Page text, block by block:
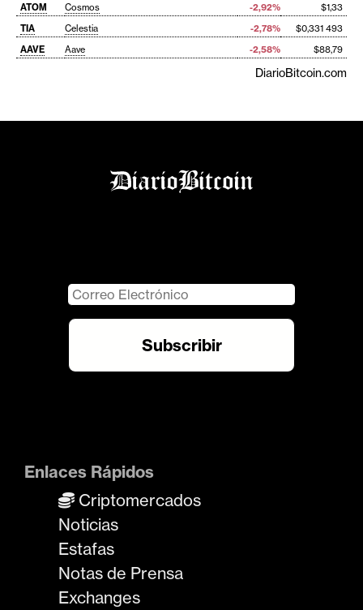
ATOM
Cosmos -2,92%
$1,33
TIA
Celestia -2,78%
$0,331 493
AAVE
Aave -2,58% $88,79
DiarioBitcoin.com
Enlaces Rápidos
Criptomercados
Noticias
Estafas
Notas de Prensa
Exchanges